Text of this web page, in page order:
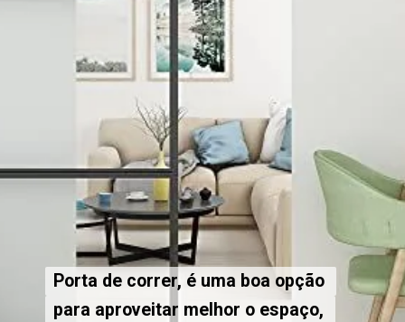
Porta de correr, é uma boa opção
para aproveitar melhor o espaço,
Porta de correr, é uma boa opção
para aproveitar melhor o espaço,